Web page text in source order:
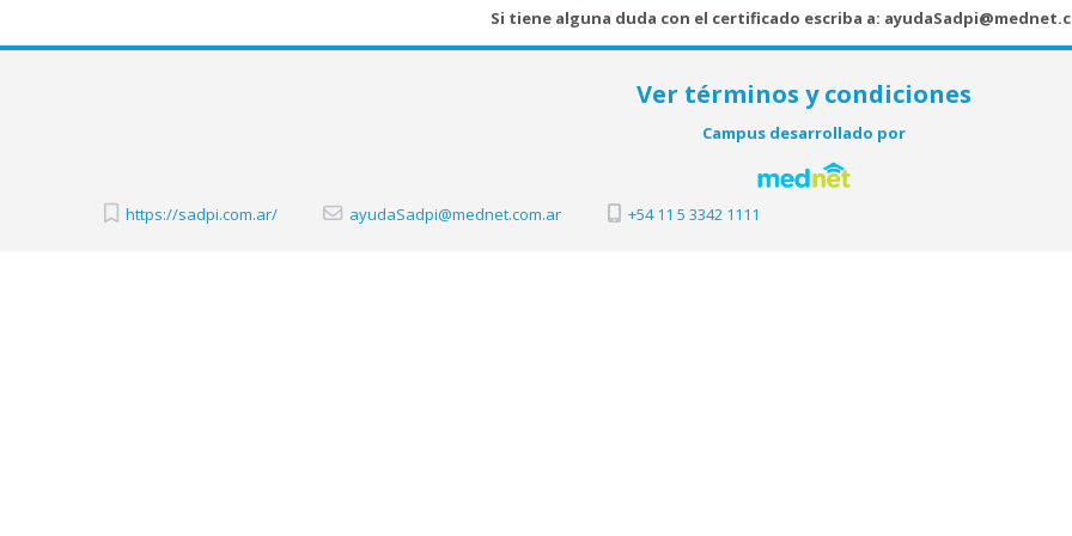
Si tiene alguna duda con el certificado escriba a:
Ver términos y condiciones
Campus desarrollado por
https://sadpi.com.ar/ ayudaSadpi@mednet.com.ar +54 11 5 3342 1111